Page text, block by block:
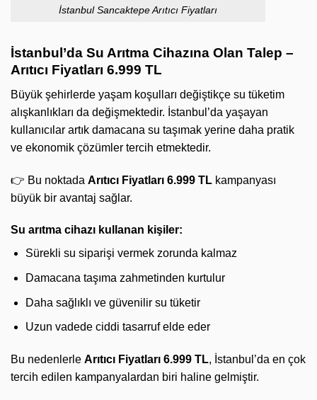
İstanbul Sancaktepe Arıtıcı Fiyatları
İstanbul’da Su Arıtma Cihazına Olan Talep –
Arıtıcı Fiyatları 6.999 TL
Büyük şehirlerde yaşam koşulları değiştikçe su tüketim
alışkanlıkları da değişmektedir. İstanbul’da yaşayan
kullanıcılar artık damacana su taşımak yerine daha pratik
ve ekonomik çözümler tercih etmektedir.
👉 Bu noktada Arıtıcı Fiyatları 6.999 TL kampanyası
büyük bir avantaj sağlar.
Su arıtma cihazı kullanan kişiler:
Sürekli su siparişi vermek zorunda kalmaz
Damacana taşıma zahmetinden kurtulur
Daha sağlıklı ve güvenilir su tüketir
Uzun vadede ciddi tasarruf elde eder
Bu nedenlerle Arıtıcı Fiyatları 6.999 TL, İstanbul’da en çok
tercih edilen kampanyalardan biri haline gelmiştir.